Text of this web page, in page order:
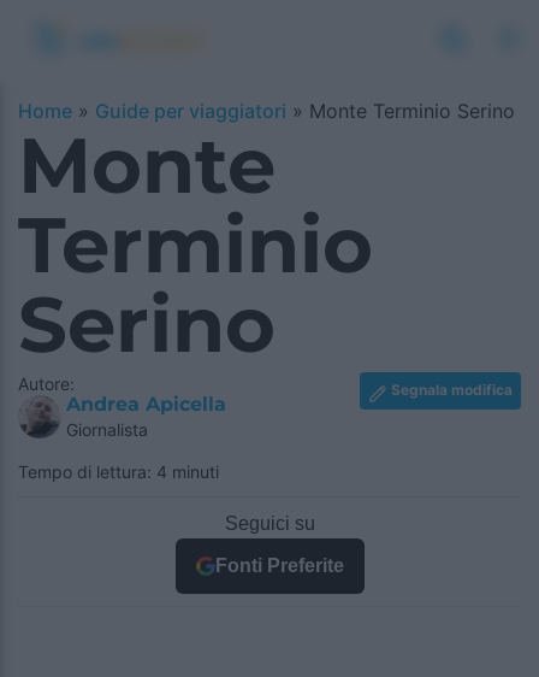
Home » Guide per viaggiatori » Monte Terminio Serino
Monte
Terminio
Serino
Autore:
Andrea Apicella
Giornalista
Segnala modifica
Tempo di lettura: 4 minuti
Seguici su
Fonti Preferite